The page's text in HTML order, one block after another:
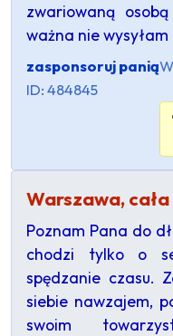
zwariowaną
ważna nie
zasponsoruj panią
ID: 484845
Warszawa,
Poznam Pana do
chodzi tylko o
spędzanie czasu.
siebie nawzajem,
swoim